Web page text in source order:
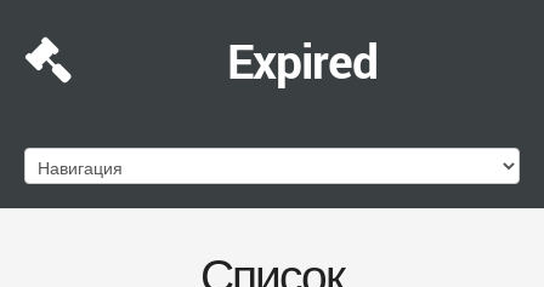
Expired
Список